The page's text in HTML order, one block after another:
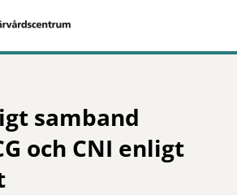
samband
och CNI enligt